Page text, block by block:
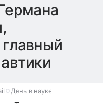
День в науке